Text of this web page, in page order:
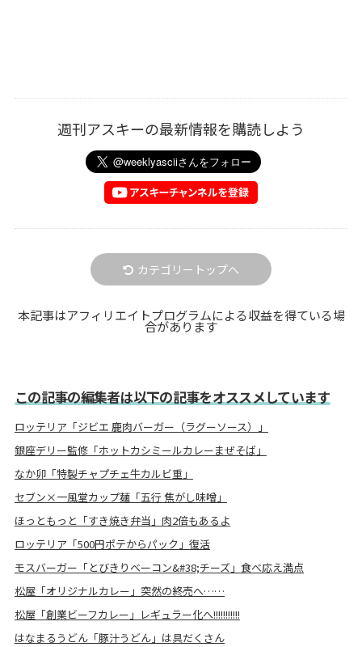
週刊アスキーの最新情報を購読しよう
カテゴリートップへ
本記事はアフィリエイトプログラムによる収益を得ている場
合があります
この記事の編集者は以下の記事をオススメしています
ロッテリア「ジビエ 鹿肉バーガー（ラグーソース）」
銀座デリー監修「ホットカシミールカレーまぜそば」
なか卯「特製チャプチェ牛カルビ重」
セブン×一風堂カップ麺「五行 焦がし味噌」
ほっともっと「すき焼き弁当」肉2倍もあるよ
ロッテリア「500円ポテからパック」復活
モスバーガー「とびきりベーコン&#38;チーズ」食べ応え満点
松屋「オリジナルカレー」突然の終売へ……
松屋「創業ビーフカレー」レギュラー化へ!!!!!!!!!!!
はなまるうどん「豚汁うどん」は具だくさん